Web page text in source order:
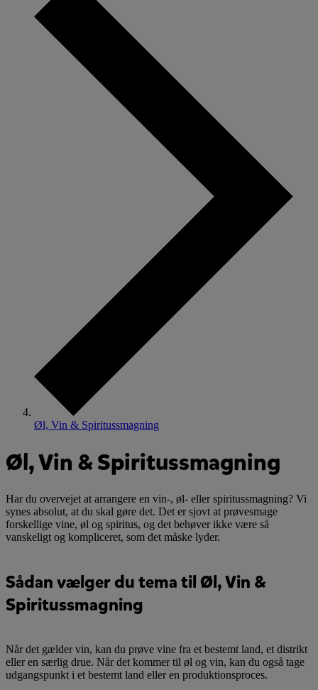
Øl, Vin & Spiritussmagning
Øl, Vin & Spiritussmagning
Har du overvejet at arrangere en vin-, øl- eller spiritussmagning? Vi
synes absolut, at du skal gøre det. Det er sjovt at prøvesmage
forskellige vine, øl og spiritus, og det behøver ikke være så
vanskeligt og kompliceret, som det måske lyder.
Sådan vælger du tema til Øl, Vin &
Spiritussmagning
Når det gælder vin, kan du prøve vine fra et bestemt land, et distrikt
eller en særlig drue. Når det kommer til øl og vin, kan du også tage
udgangspunkt i et bestemt land eller en produktionsproces.